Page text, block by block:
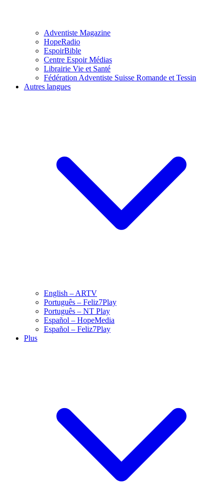
Adventiste Magazine
HopeRadio
EspoirBible
Centre Espoir Médias
Librairie Vie et Santé
Fédération Adventiste Suisse Romande et Tessin
Autres langues
English – ARTV
Português – Feliz7Play
Português – NT Play
Español – HopeMedia
Español – Feliz7Play
Plus